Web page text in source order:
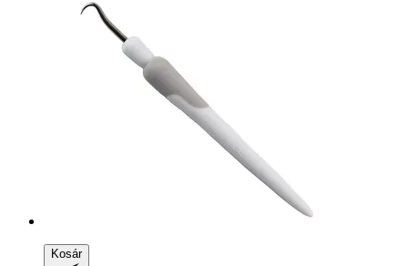
Kosár